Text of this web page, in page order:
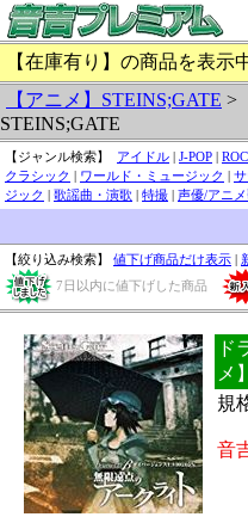
【在庫有り】の商品を表示
【アニメ】STEINS;GATE >
STEINS;GATE
【ジャンル検索】 アイドル | J-POP |
クラシック | ワールド・ミュージック |
ジック | 歌謡曲・演歌 | 特撮 | 声優/アニ
【絞り込み検索】 値下げ商品だけ表示 |
7日以内に値下げした商品
ド
メ
規
音